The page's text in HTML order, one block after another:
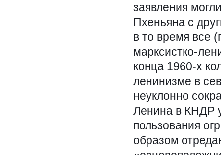
заявления
Пхеньяна с
в то время все
марксистко-
конца 1960-х
ленинизме в
неуклонно
Ленина в КНДР
пользования
образом